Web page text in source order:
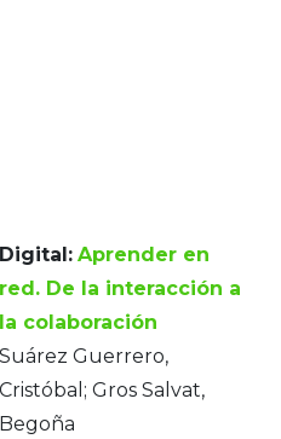
Digital: Aprender en
red. De la interacción a
la colaboración
Suárez Guerrero,
Cristóbal; Gros Salvat,
Begoña